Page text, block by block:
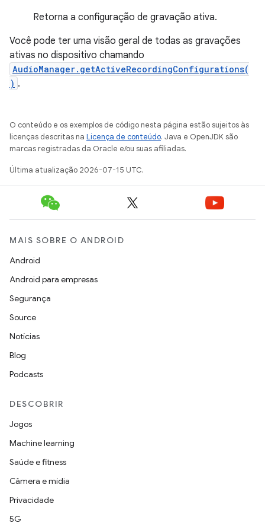
Retorna a configuração de gravação ativa.
Você pode ter uma visão geral de todas as gravações
ativas no dispositivo chamando
AudioManager.getActiveRecordingConfigurations(
) .
O conteúdo e os exemplos de código nesta página estão sujeitos às
licenças descritas na Licença de conteúdo. Java e OpenJDK são
marcas registradas da Oracle e/ou suas afiliadas.
Última atualização 2026-07-15 UTC.
MAIS SOBRE O ANDROID
Android
Android para empresas
Segurança
Source
Notícias
Blog
Podcasts
DESCOBRIR
Jogos
Machine learning
Saúde e fitness
Câmera e mídia
Privacidade
5G